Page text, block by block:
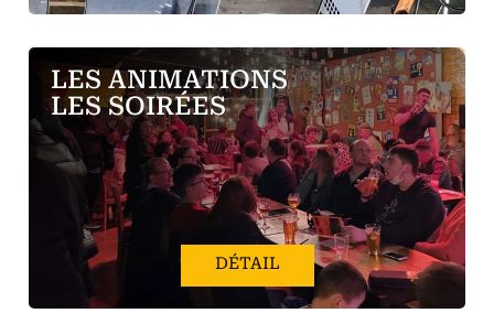
LES ANIMATIONS
LES SOIRÉES
DÉTAIL